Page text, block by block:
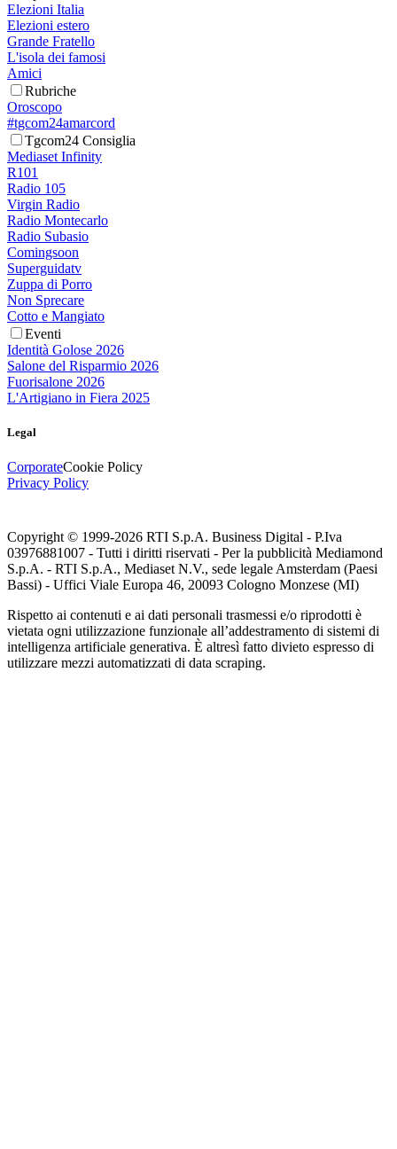
Elezioni Italia
Elezioni estero
Grande Fratello
L'isola dei famosi
Amici
Rubriche
Oroscopo
#tgcom24amarcord
Tgcom24 Consiglia
Mediaset Infinity
R101
Radio 105
Virgin Radio
Radio Montecarlo
Radio Subasio
Comingsoon
Superguidatv
Zuppa di Porro
Non Sprecare
Cotto e Mangiato
Eventi
Identità Golose 2026
Salone del Risparmio 2026
Fuorisalone 2026
L'Artigiano in Fiera 2025
Legal
CorporateCookie Policy
Privacy Policy
Copyright © 1999-2026 RTI S.p.A. Business Digital - P.Iva
03976881007 - Tutti i diritti riservati - Per la pubblicità Mediamond
S.p.A. - RTI S.p.A., Mediaset N.V., sede legale Amsterdam (Paesi
Bassi) - Uffici Viale Europa 46, 20093 Cologno Monzese (MI)
Rispetto ai contenuti e ai dati personali trasmessi e/o riprodotti è
vietata ogni utilizzazione funzionale all’addestramento di sistemi di
intelligenza artificiale generativa. È altresì fatto divieto espresso di
utilizzare mezzi automatizzati di data scraping.